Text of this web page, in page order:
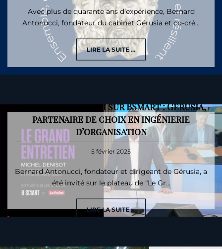
Avec plus de quarante ans d’expérience, Bernard
Antonucci, fondateur du cabinet Gérusia et co-cré...
LIRE LA SUITE ...
Bernard Antonucci sur BSmart : Gérusia,
partenaire de choix en ingénierie
d’organisation
5 février 2025
Bernard Antonucci, fondateur et dirigeant de Gérusia, a
été invité sur le plateau de “Le Gr...
LIRE LA SUITE ...